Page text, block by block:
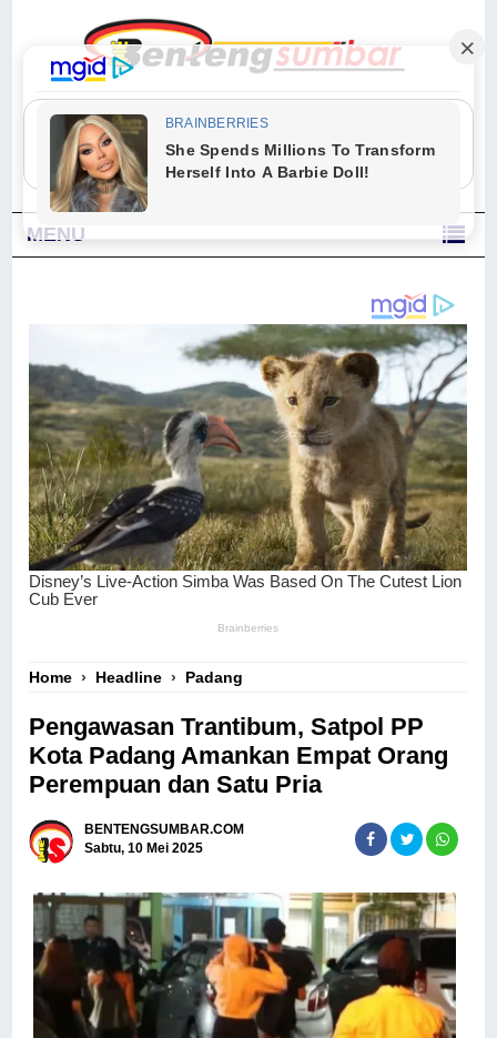
"Sesungguhnya Allah dan para malaikat-Nya berselawat untuk Nabi.
Wahai orang-orang yang beriman, berselawatlah kamu untuk Nabi dan
ucapkanlah salam dengan penuh penghormatan kepadanya." (Qs. Al
Ahzab Ayat 56)
MENU
Home › Headline › Padang
Pengawasan Trantibum, Satpol PP
Kota Padang Amankan Empat Orang
Perempuan dan Satu Pria
BENTENGSUMBAR.COM
Sabtu, 10 Mei 2025